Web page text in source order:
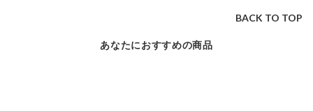
BACK TO TOP
あなたにおすすめの商品